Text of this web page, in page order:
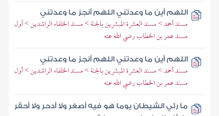
اللهم أين ما وعدتني اللهم أنجز ما وعدتني
مسند أحمد > مسند العشرة المبشرين بالجنة > مسند الخلفاء الراشدين > أول
مسند عمر بن الخطاب رضي الله عنه
اللهم أين ما وعدتني اللهم أنجز ما وعدتني
مسند أحمد > مسند العشرة المبشرين بالجنة > مسند الخلفاء الراشدين > أول
مسند عمر بن الخطاب رضي الله عنه
ما رئي الشيطان يوما هو فيه أصغر ولا أدحر ولا أحقر